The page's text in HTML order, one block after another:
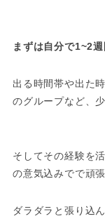
まずは自分で1~2
出る時間帯や出た
のグループなど、
そしてその経験を
の意気込みでで頑
ダラダラと張り込